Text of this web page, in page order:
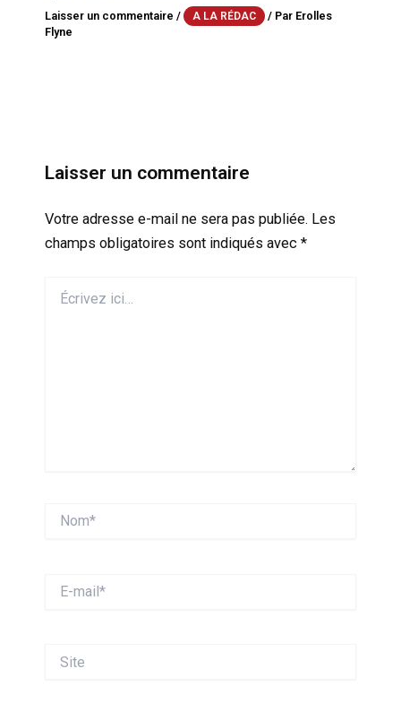
Laisser un commentaire / A LA RÉDAC / Par Erolles
Flyne
Laisser un commentaire
Votre adresse e-mail ne sera pas publiée. Les
champs obligatoires sont indiqués avec *
ici…
mail*